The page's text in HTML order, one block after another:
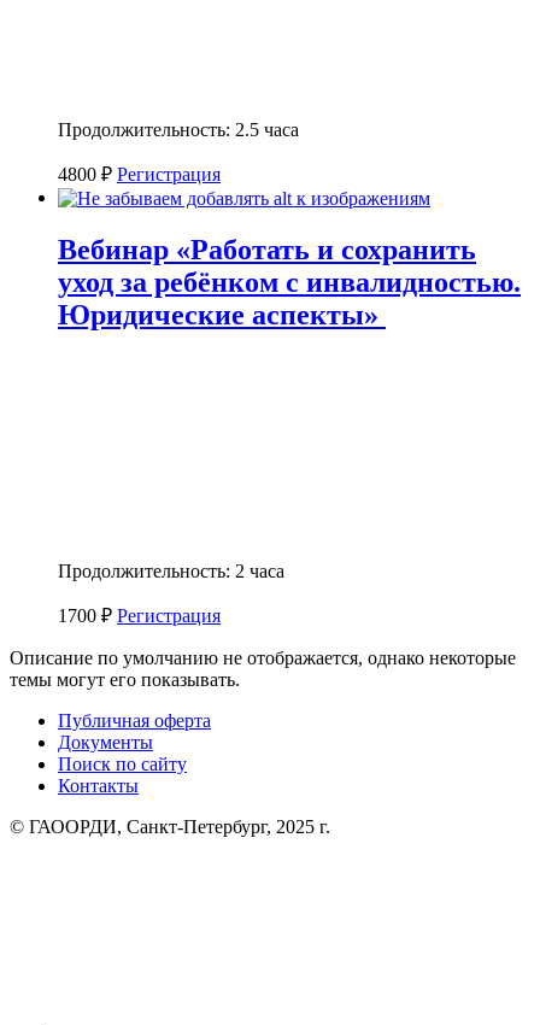
Продолжительность: 2.5 часа
4800 ₽ Регистрация
Вебинар «Работать и сохранить
уход за ребёнком с инвалидностью.
Юридические аспекты»
Продолжительность: 2 часа
1700 ₽ Регистрация
Описание по умолчанию не отображается, однако некоторые
темы могут его показывать.
Публичная оферта
Документы
Поиск по сайту
Контакты
© ГАООРДИ, Санкт-Петербург, 2025 г.